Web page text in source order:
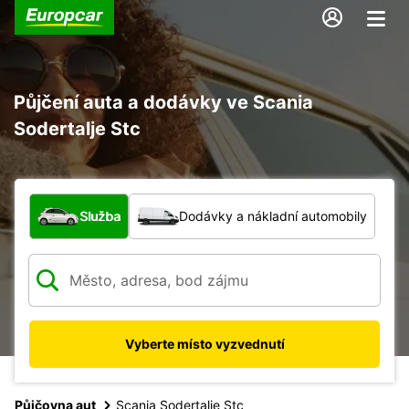
Půjčení auta a dodávky ve Scania
Sodertalje Stc
Jaký typ vozidla?
Služba Dodávky a nákladní automobily
Vyberte místo vyzvednutí
Půjčovna aut Scania Sodertalje Stc